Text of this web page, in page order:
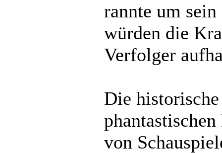
rannte um
würden die
Verfolger
Die
von